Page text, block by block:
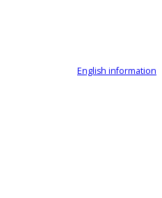
English information